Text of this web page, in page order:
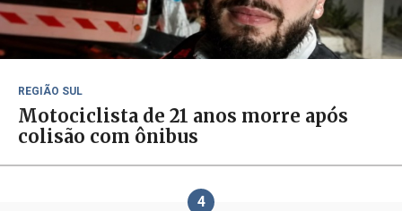
REGIÃO SUL
Motociclista de 21 anos morre após
colisão com ônibus
4